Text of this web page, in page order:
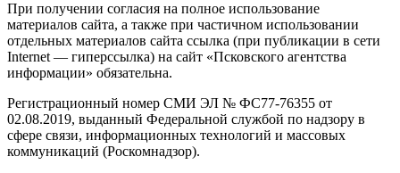
При получении согласия на полное использование
материалов сайта, а также при частичном использовании
отдельных материалов сайта ссылка (при публикации в сети
Internet — гиперссылка) на сайт «Псковского агентства
информации» обязательна.
Регистрационный номер СМИ ЭЛ № ФС77-76355 от
02.08.2019, выданный Федеральной службой по надзору в
сфере связи, информационных технологий и массовых
коммуникаций (Роскомнадзор).